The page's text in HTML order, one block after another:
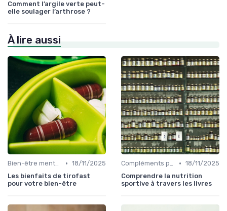
Comment l’argile verte peut-
elle soulager l’arthrose ?
À lire aussi
Bien-être mental et cognitif • 18/11/2025
Les bienfaits de tirofast
pour votre bien-être
Compléments pour sportifs • 18/11/2025
Comprendre la nutrition
sportive à travers les livres